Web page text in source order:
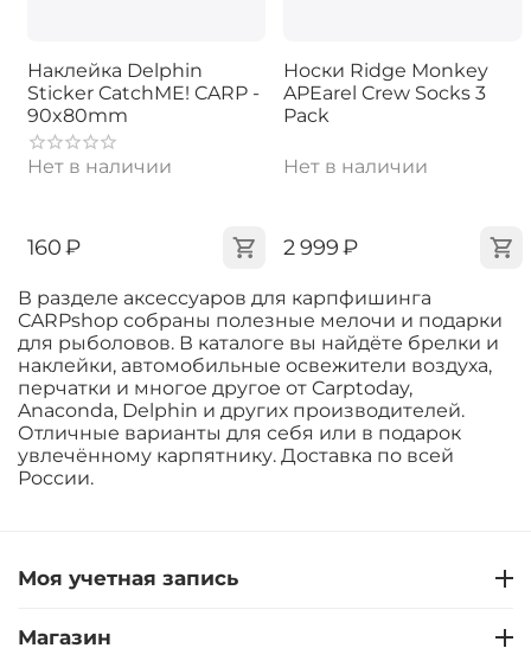
В разделе аксессуаров для карпфишинга
CARPshop собраны полезные мелочи и подарки
для рыболовов. В каталоге вы найдёте брелки и
наклейки, автомобильные освежители воздуха,
перчатки и многое другое от Carptoday,
Anaconda, Delphin и других производителей.
Отличные варианты для себя или в подарок
увлечённому карпятнику. Доставка по всей
России.
Наклейка Delphin
Sticker CatchME! CARP -
90x80mm
Нет в наличии
‍160‍ ₽
Носки Ridge Monkey
APEarel Crew Socks 3
Pack
Нет в наличии
‍2 999‍₽
Моя учетная запись
Магазин